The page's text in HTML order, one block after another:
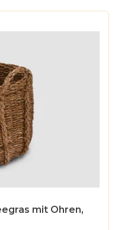
mit Ohren,